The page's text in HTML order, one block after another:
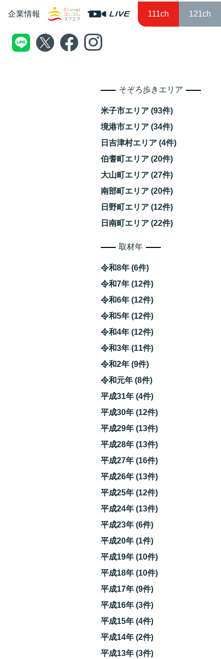
企業情報 111ch 121ch
そぞろ歩きエリア
米子市エリア (93件)
境港市エリア (34件)
日吉津村エリア (4件)
伯耆町エリア (20件)
大山町エリア (27件)
南部町エリア (20件)
日野町エリア (12件)
日南町エリア (22件)
取材年
令和8年 (6件)
令和7年 (12件)
令和6年 (12件)
令和5年 (12件)
令和4年 (12件)
令和3年 (11件)
令和2年 (9件)
令和元年 (8件)
平成31年 (4件)
平成30年 (12件)
平成29年 (13件)
平成28年 (13件)
平成27年 (16件)
平成26年 (13件)
平成25年 (12件)
平成24年 (13件)
平成23年 (6件)
平成20年 (1件)
平成19年 (10件)
平成18年 (10件)
平成17年 (9件)
平成16年 (3件)
平成15年 (4件)
平成14年 (2件)
平成13年 (3件)